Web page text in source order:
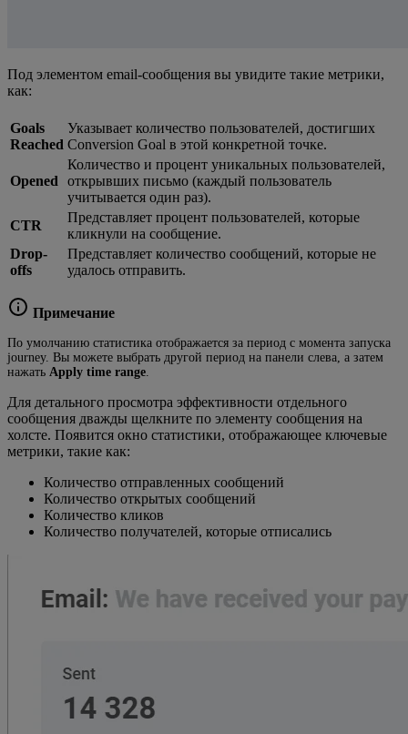
Под элементом email-сообщения вы увидите такие метрики,
как:
Goals
Reached
Указывает количество пользователей, достигших
Conversion Goal в этой конкретной точке.
Opened
Количество и процент уникальных пользователей,
открывших письмо (каждый пользователь
учитывается один раз).
CTR
Представляет процент пользователей, которые
кликнули на сообщение.
Drop-
offs
Представляет количество сообщений, которые не
удалось отправить.
Примечание
По умолчанию статистика отображается за период с момента запуска
journey. Вы можете выбрать другой период на панели слева, а затем
нажать Apply time range
Для детального просмотра эффективности отдельного
сообщения дважды щелкните по элементу сообщения на
холсте. Появится окно статистики, отображающее ключевые
метрики, такие как:
Количество отправленных сообщений
Количество открытых сообщений
Количество кликов
Количество получателей, которые отписались